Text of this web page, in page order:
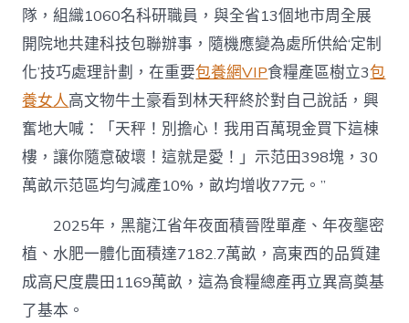
隊，組織1060名科研職員，與全省13個地市周全展
開院地共建科技包聯辦事，隨機應變為處所供給‘定制
化’技巧處理計劃，在重要包養網VIP食糧產區樹立3包
養女人高文物牛土豪看到林天秤終於對自己說話，興
奮地大喊：「天秤！別擔心！我用百萬現金買下這棟
樓，讓你隨意破壞！這就是愛！」示范田398塊，30
萬畝示范區均勻減產10%，畝均增收77元。”
2025年，黑龍江省年夜面積晉陞單產、年夜壟密
植、水肥一體化面積達7182.7萬畝，高東西的品質建
成高尺度農田1169萬畝，這為食糧總產再立異高奠基
了基本。